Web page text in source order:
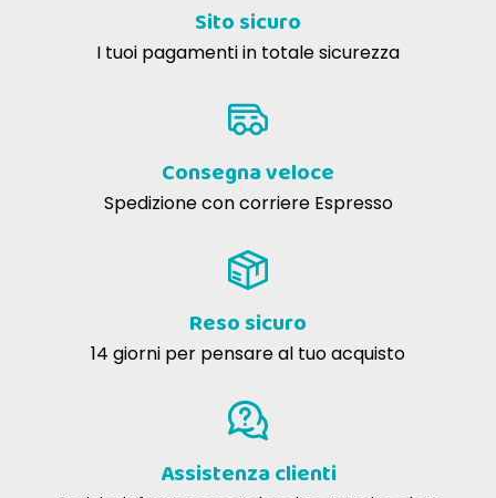
Sito sicuro
I tuoi pagamenti in totale sicurezza
Consegna veloce
Spedizione con corriere Espresso
Reso sicuro
14 giorni per pensare al tuo acquisto
Assistenza clienti